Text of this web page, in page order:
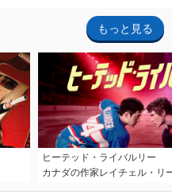
もっと見る
ヒーテッド・ライバルリー
カナダの作家レイチェル・リ